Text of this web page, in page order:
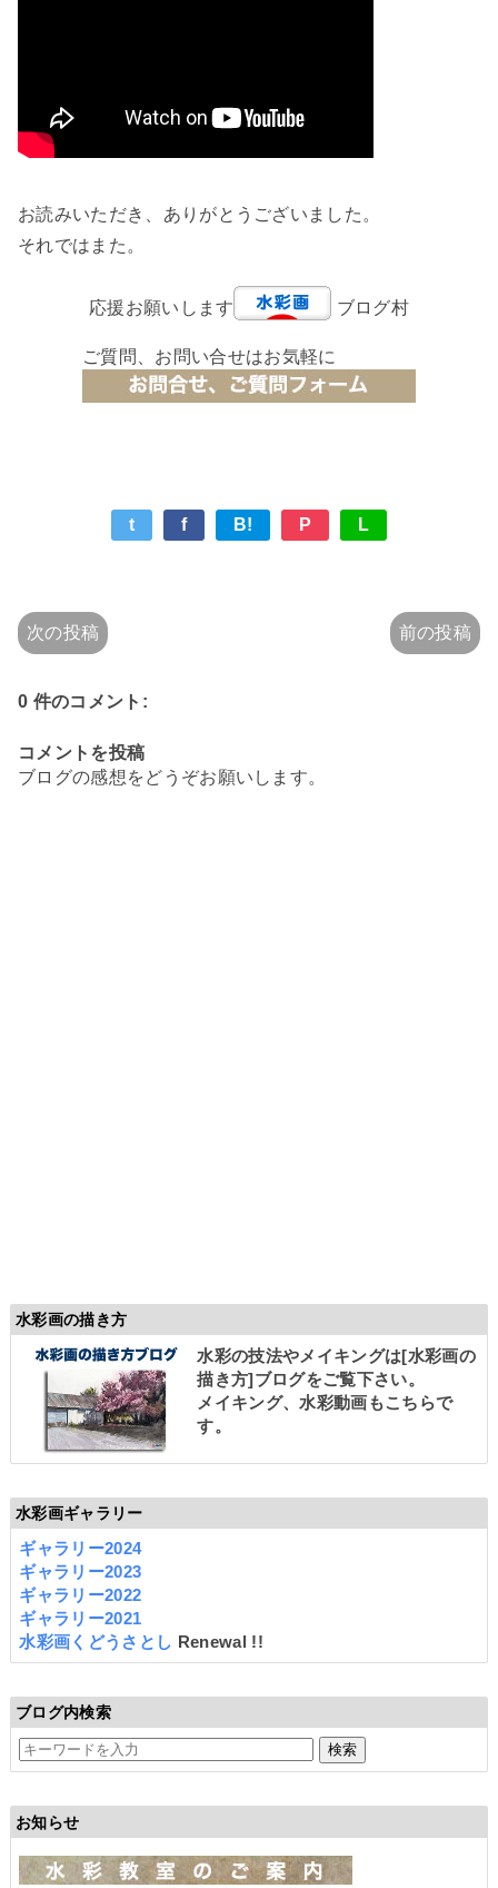
お読みいただき、ありがとうございました。
それではまた。
応援お願いします ブログ村
ご質問、お問い合せはお気軽に
t f B! P L
次の投稿 前の投稿
0 件のコメント:
コメントを投稿
ブログの感想をどうぞお願いします。
水彩画の描き方
水彩の技法やメイキングは[水彩画の
描き方]ブログをご覧下さい。
メイキング、水彩動画もこちらで
す。
水彩画ギャラリー
ギャラリー2024
ギャラリー2023
ギャラリー2022
ギャラリー2021
水彩画くどうさとし Renewal !!
ブログ内検索
お知らせ